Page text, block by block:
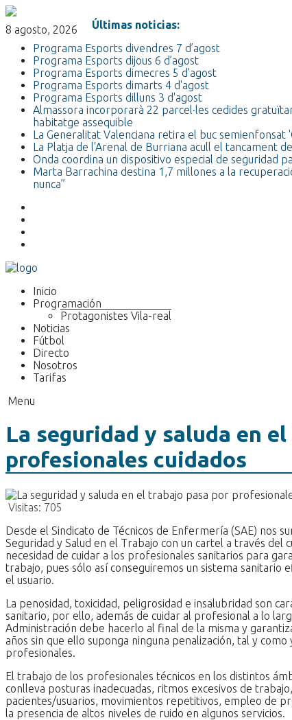
8 agosto, 2026
Últimas noticias:
Programa Esports divendres 7 d’agost
Programa Esports dijous 6 d’agost
Programa Esports dimecres 5 d’agost
Programa Esports dimarts 4 d'agost
Programa Esports dilluns 3 d'agost
Almassora incorporarà 22 parcel·les cedides
habitatge assequible
La Generalitat Valenciana retira el buc
La Platja de l'Arenal de Burriana acull el tancament
Onda coordina un dispositivo especial de seguridad
Marta Barrachina destina 1,7 millones a la
nunca”
Inicio
Programación
Protagonistes Vila-real
Noticias
Fútbol
Directo
Nosotros
Tarifas
Menu
La seguridad y saluda en
profesionales cuidados
Visitas: 705
Desde el Sindicato de Técnicos de Enfermería (SAE) nos
Seguridad y Salud en el Trabajo con un cartel a través del
necesidad de cuidar a los profesionales sanitarios para
trabajo, pues sólo así conseguiremos un sistema sanitario
el usuario.
La penosidad, toxicidad, peligrosidad e insalubridad son
sanitario, por ello, además de cuidar al profesional a lo
Administración debe hacerlo al final de la misma y
años sin que ello suponga ninguna penalización, tal y
profesionales.
El trabajo de los profesionales técnicos en los distintos
conlleva posturas inadecuadas, ritmos excesivos de
pacientes/usuarios, movimientos repetitivos, empleo de
la presencia de altos niveles de ruido en algunos servicios.